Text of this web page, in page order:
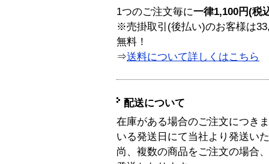
1つのご注文毎に一律1,100円(税
※売掛取引(後払い)のお客様は
無料！
⇒送料について詳しくはこちら
配送について
在庫がある場合のご注文につき
いる発送日にて当社より発送い
尚、複数の商品をご注文の場合